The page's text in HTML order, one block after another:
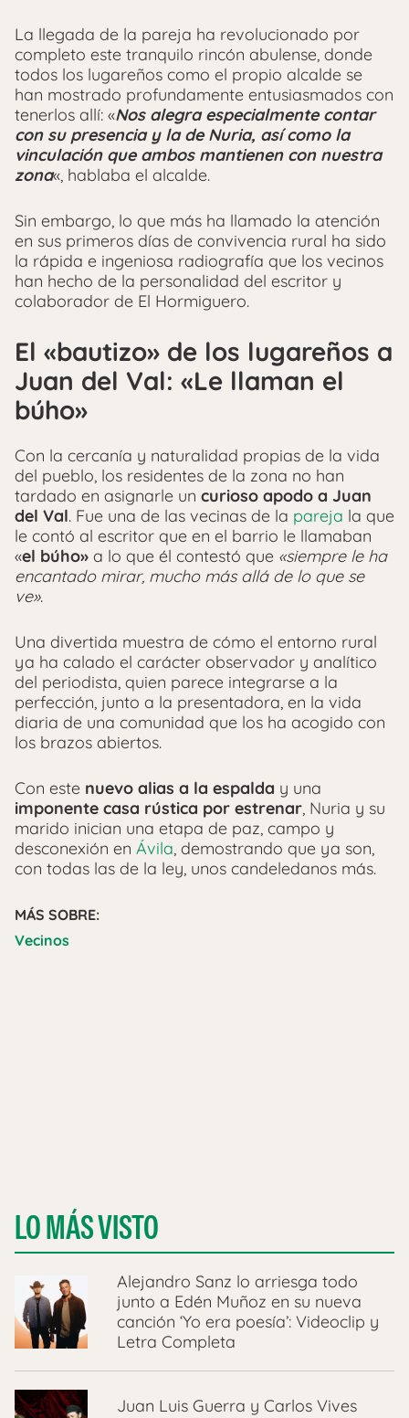
La llegada de la pareja ha revolucionado por
completo este tranquilo rincón abulense, donde
todos los lugareños como el propio alcalde se
han mostrado profundamente entusiasmados con
tenerlos allí: «Nos alegra especialmente contar
con su presencia y la de Nuria, así como la
vinculación que ambos mantienen con nuestra
zona«, hablaba el alcalde.
Sin embargo, lo que más ha llamado la atención
en sus primeros días de convivencia rural ha sido
la rápida e ingeniosa radiografía que los vecinos
han hecho de la personalidad del escritor y
colaborador de El Hormiguero.
El «bautizo» de los lugareños a
Juan del Val: «Le llaman el
búho»
Con la cercanía y naturalidad propias de la vida
del pueblo, los residentes de la zona no han
tardado en asignarle un curioso apodo a Juan
del Val. Fue una de las vecinas de la pareja la que
le contó al escritor que en el barrio le llamaban
«el búho» a lo que él contestó que «siempre le ha
encantado mirar, mucho más allá de lo que se
ve».
Una divertida muestra de cómo el entorno rural
ya ha calado el carácter observador y analítico
del periodista, quien parece integrarse a la
perfección, junto a la presentadora, en la vida
diaria de una comunidad que los ha acogido con
los brazos abiertos.
Con este nuevo alias a la espalda y una
imponente casa rústica por estrenar, Nuria y su
marido inician una etapa de paz, campo y
desconexión en Ávila, demostrando que ya son,
con todas las de la ley, unos candeledanos más.
MÁS SOBRE:
Vecinos
LO MÁS VISTO
Alejandro Sanz lo arriesga todo
junto a Edén Muñoz en su nueva
canción ‘Yo era poesía’: Videoclip y
Letra Completa
Juan Luis Guerra y Carlos Vives